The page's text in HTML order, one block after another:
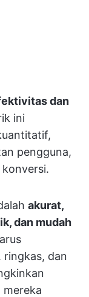
dan
ini
pengguna,
akurat,
dan mudah
ringkas, dan
mereka